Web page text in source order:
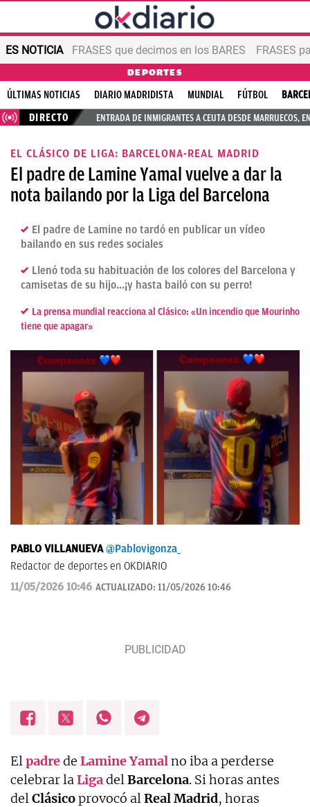
ES NOTICIA FRASES que decimos en los BARES FRASES
DEPORTES
ÚLTIMAS NOTICIAS DIARIO MADRIDISTA MUNDIAL FÚTBOL
DIRECTO
ENTRADA DE INMIGRANTES A CEUTA DESDE MARRUECOS,
EL CLÁSICO DE LIGA: BARCELONA-REAL MADRID
El padre de Lamine Yamal vuelve a dar la
nota bailando por la Liga del Barcelona
El padre de Lamine no tardó en publicar un vídeo
bailando en sus redes sociales
Llenó toda su habituación de los colores del Barcelona y
camisetas de su hijo...¡y hasta bailó con su perro!
La prensa mundial reacciona al Clásico: «Un incendio que Mourinho
tiene que apagar»
PABLO VILLANUEVA @Pablovigonza_
Redactor de deportes en OKDIARIO
11/05/2026 10:46 ACTUALIZADO: 11/05/2026 10:46
Elpadrede LamineYamalno iba a perderse
celebrar laLigadelBarcelona. Si horas antes
delClásicoprovocó alRealMadrid, horas